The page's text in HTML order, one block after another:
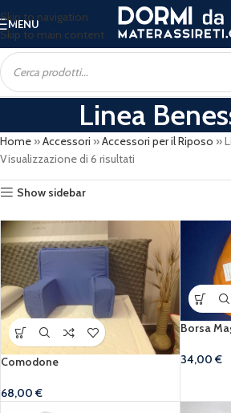
Skip to navigation
Skip to main content
MENU
Linea
Home »Accessori »Accessori per il Riposo »
Visualizzazione di 6 risultati
Show sidebar
Comodone
68,00€
Borsa
34,00€